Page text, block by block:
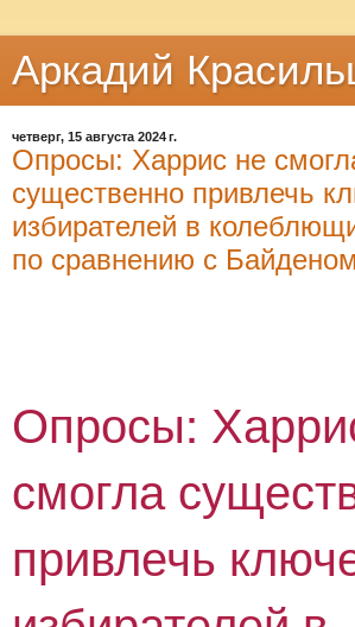
Аркадий
четверг, 15 августа 2024 г.
Опросы: Харрис не
существенно привлечь
избирателей в
по сравнению с Байденом
Опросы:
смогла
привлечь